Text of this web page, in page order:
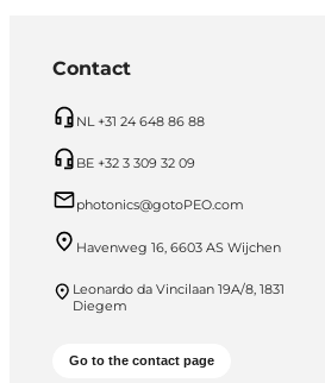
Contact
NL +31 24 648 86 88
BE +32 3 309 32 09
photonics@gotoPEO.com
Havenweg 16, 6603 AS Wijchen
Leonardo da Vincilaan 19A/8, 1831
Diegem
Go to the contact page